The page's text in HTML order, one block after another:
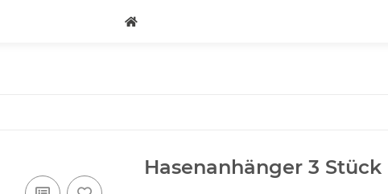
Hasenanhänger 3 Stück